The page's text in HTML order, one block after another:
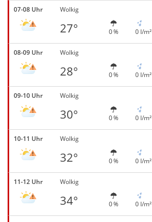
07-08 Uhr Wolkig
27° 0 % 0 l/m²
08-09 Uhr Wolkig
28° 0 % 0 l/m²
09-10 Uhr Wolkig
30° 0 % 0 l/m²
10-11 Uhr Wolkig
32° 0 % 0 l/m²
11-12 Uhr Wolkig
34° 0 % 0 l/m²